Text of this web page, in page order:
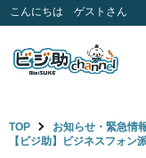
こんにちは ゲストさん
TOP
お知らせ・緊急情
【ビジ助】ビジネスフォン